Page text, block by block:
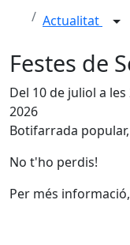
Actualitat
Festes de
Del 10 de juliol a
2026
Botifarrada
No t'ho perdis!
Per més